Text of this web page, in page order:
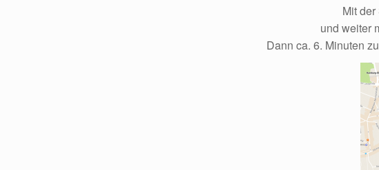
Mit
und weiter
Dann ca. 6. Minuten